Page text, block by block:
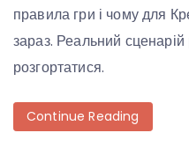
правила гри і чому для
зараз. Реальний
розгортатися.
Continue Reading